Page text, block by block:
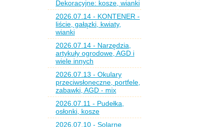
Dekoracyjne: kosze, wianki
2026.07.14 - KONTENER -
liście, gałązki, kwiaty,
wianki
2026.07.14 - Narzędzia,
artykuły ogrodowe, AGD i
wiele innych
2026.07.13 - Okulary
przeciwsłoneczne, portfele,
zabawki, AGD - mix
2026.07.11 - Pudełka,
osłonki, kosze
2026.07.10 - Solarne